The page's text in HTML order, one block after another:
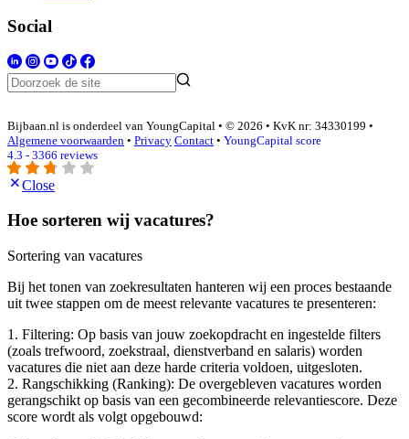
Social
Bijbaan.nl is onderdeel van YoungCapital • © 2026 • KvK nr: 34330199 •
Algemene voorwaarden • Privacy Contact • YoungCapital score
4.3 - 3366 reviews
Close
Hoe sorteren wij vacatures?
Sortering van vacatures
Bij het tonen van zoekresultaten hanteren wij een proces bestaande
uit twee stappen om de meest relevante vacatures te presenteren:
1. Filtering: Op basis van jouw zoekopdracht en ingestelde filters
(zoals trefwoord, zoekstraal, dienstverband en salaris) worden
vacatures die niet aan deze harde criteria voldoen, uitgesloten.
2. Rangschikking (Ranking): De overgebleven vacatures worden
gerangschikt op basis van een gecombineerde relevantiescore. Deze
score wordt als volgt opgebouwd: